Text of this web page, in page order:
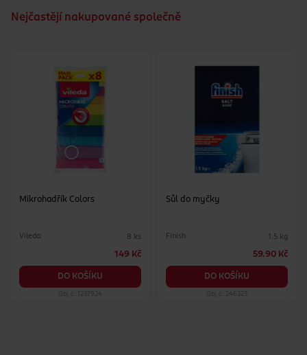
Nejčastějí nakupované společně
Mikrohadřík Colors
Vileda 8 ks
149 Kč
DO KOŠÍKU
Obj. č.: 1237924
Sůl do myčky
Finish 1.5 kg
59.90 Kč
DO KOŠÍKU
Obj. č.: 246323